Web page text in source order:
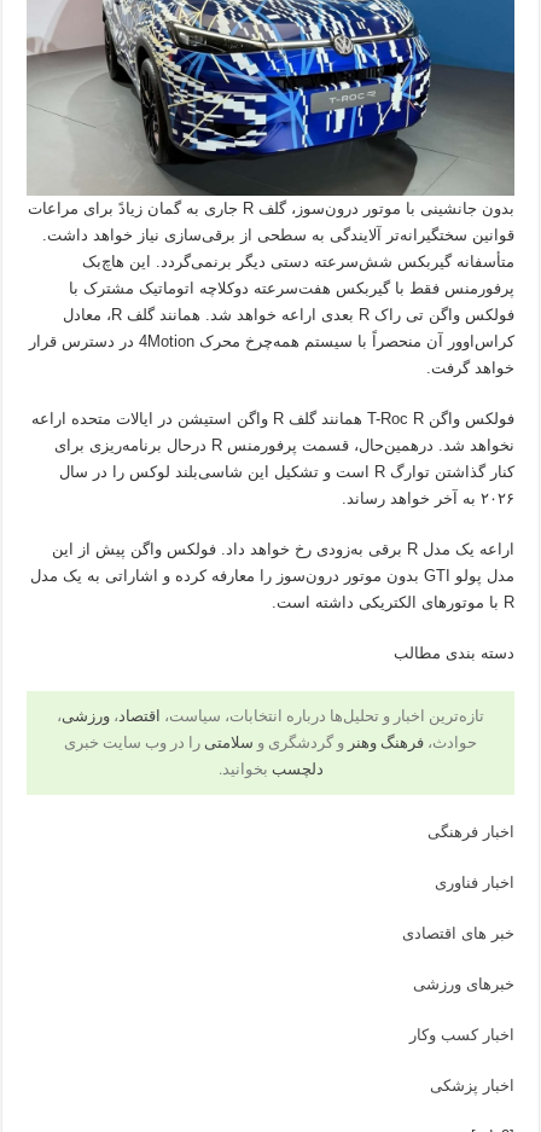
بدون جانشینی با موتور درون‌سوز، گلف R جاری به گمان زیادً برای مراعات
قوانین سختگیرانه‌تر آلایندگی به سطحی از برقی‌سازی نیاز خواهد داشت.
متأسفانه گیربکس شش‌سرعته دستی دیگر برنمی‌گردد. این هاچ‌بک
پرفورمنس فقط با گیربکس هفت‌سرعته دوکلاچه اتوماتیک مشترک با
فولکس واگن تی راک R بعدی اراعه خواهد شد. همانند گلف R، معادل
کراس‌اوور آن منحصراً با سیستم همه‌چرخ محرک 4Motion در دسترس قرار
خواهد گرفت.
فولکس واگن T-Roc R همانند گلف R واگن استیشن در ایالات متحده اراعه
نخواهد شد. درهمین‌حال، قسمت پرفورمنس R درحال برنامه‌ریزی برای
کنار گذاشتن توارگ R است و تشکیل این شاسی‌بلند لوکس را در سال
۲۰۲۶ به آخر خواهد رساند.
اراعه یک مدل R برقی به‌زودی رخ خواهد داد. فولکس واگن پیش از این
مدل پولو GTI بدون موتور درون‌سوز را معارفه کرده و اشاراتی به یک مدل
R با موتورهای الکتریکی داشته است.
دسته بندی مطالب
تازه‌ترین اخبار و تحلیل‌ها درباره انتخابات، سیاست، اقتصاد ، ورزشی،
حوادث، فرهنگ وهنر و گردشگری و سلامتی را در وب سایت خبری
دلچسب بخوانید.
اخبار فرهنگی
اخبار فناوری
خبر های اقتصادی
خبرهای ورزشی
اخبار کسب وکار
اخبار پزشکی